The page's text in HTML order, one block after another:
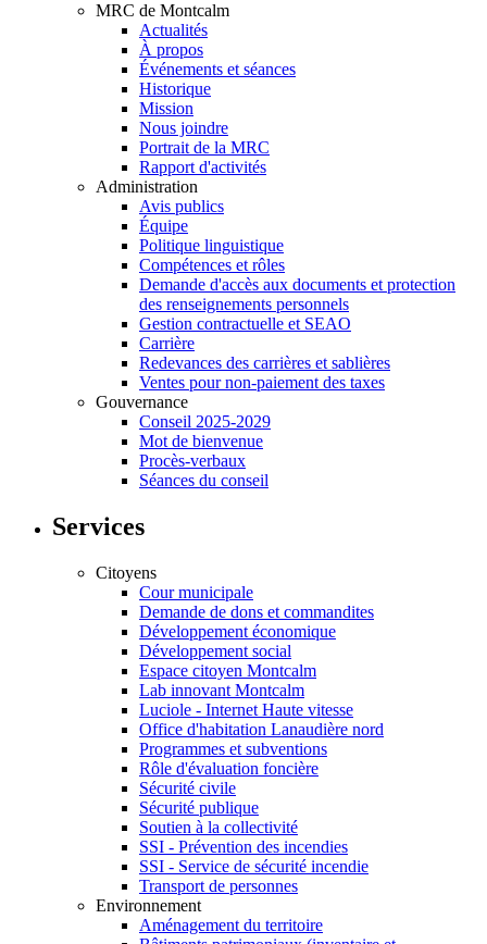
MRC de Montcalm
Actualités
À propos
Événements et séances
Historique
Mission
Nous joindre
Portrait de la MRC
Rapport d'activités
Administration
Avis publics
Équipe
Politique linguistique
Compétences et rôles
Demande d'accès aux documents et protection
des renseignements personnels
Gestion contractuelle et SEAO
Carrière
Redevances des carrières et sablières
Ventes pour non-paiement des taxes
Gouvernance
Conseil 2025-2029
Mot de bienvenue
Procès-verbaux
Séances du conseil
Services
Citoyens
Cour municipale
Demande de dons et commandites
Développement économique
Développement social
Espace citoyen Montcalm
Lab innovant Montcalm
Luciole - Internet Haute vitesse
Office d'habitation Lanaudière nord
Programmes et subventions
Rôle d'évaluation foncière
Sécurité civile
Sécurité publique
Soutien à la collectivité
SSI - Prévention des incendies
SSI - Service de sécurité incendie
Transport de personnes
Environnement
Aménagement du territoire